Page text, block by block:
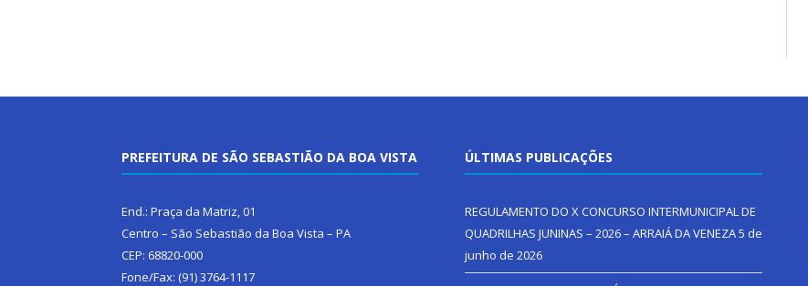
PREFEITURA DE SÃO SEBASTIÃO DA BOA VISTA
End.: Praça da Matriz, 01
Centro – São Sebastião da Boa Vista – PA
CEP: 68820-000
Fone/Fax: (91) 3764-1117
ÚLTIMAS PUBLICAÇÕES
REGULAMENTO DO X CONCURSO INTERMUNICIPAL DE
QUADRILHAS JUNINAS – 2026 – ARRAIÁ DA VENEZA5 de
junho de 2026